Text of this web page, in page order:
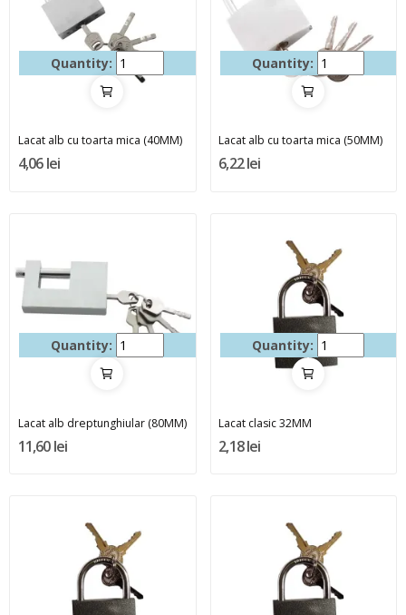
Quantity:
Lacat alb cu toarta mica (40MM)
4,06 lei
Quantity:
Lacat alb cu toarta mica (50MM)
6,22 lei
Quantity:
Lacat alb dreptunghiular (80MM)
11,60 lei
Quantity:
Lacat clasic 32MM
2,18 lei